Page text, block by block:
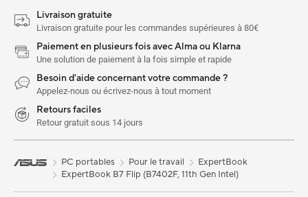
Livraison gratuite
Livraison gratuite pour les commandes supérieures à 80€
Paiement en plusieurs fois avec Alma ou Klarna
Une solution de paiement à la fois simple et rapide
Besoin d'aide concernant votre commande ?
Appelez-nous ou écrivez-nous à tout moment
Retours faciles
Retour gratuit sous 14 jours
PC portables Pour le travail
ExpertBook
ExpertBook B7 Flip (B7402F, 11th Gen Intel)